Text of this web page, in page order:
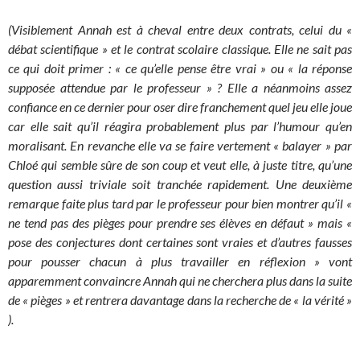
(Visiblement Annah est à cheval entre deux contrats, celui du «
débat scientifique » et le contrat scolaire classique. Elle ne sait pas
ce qui doit primer : « ce qu’elle pense être vrai » ou « la réponse
supposée attendue par le professeur » ? Elle a néanmoins assez
confiance en ce dernier pour oser dire franchement quel jeu elle joue
car elle sait qu’il réagira probablement plus par l’humour qu’en
moralisant. En revanche elle va se faire vertement « balayer » par
Chloé qui semble sûre de son coup et veut elle, à juste titre, qu’une
question aussi triviale soit tranchée rapidement. Une deuxième
remarque faite plus tard par le professeur pour bien montrer qu’il «
ne tend pas des pièges pour prendre ses élèves en défaut » mais «
pose des conjectures dont certaines sont vraies et d’autres fausses
pour pousser chacun à plus travailler en réflexion » vont
apparemment convaincre Annah qui ne cherchera plus dans la suite
de « pièges » et rentrera davantage dans la recherche de « la vérité »
).